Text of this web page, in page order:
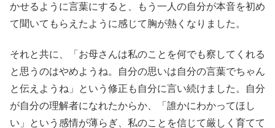
かせるように言葉にすると、もう一人の自分が本音を初め
て聞いてもらえたように感じて胸が熱くなりました。
それと共に、「お母さんは私のことを何でも察してくれる
と思うのはやめようね。自分の思いは自分の言葉でちゃん
と伝えようね」という修正も自分に言い続けました。自分
が自分の理解者になれたからか、「誰かにわかってほし
い」という感情が薄らぎ、私のことを信じて厳しく育てて